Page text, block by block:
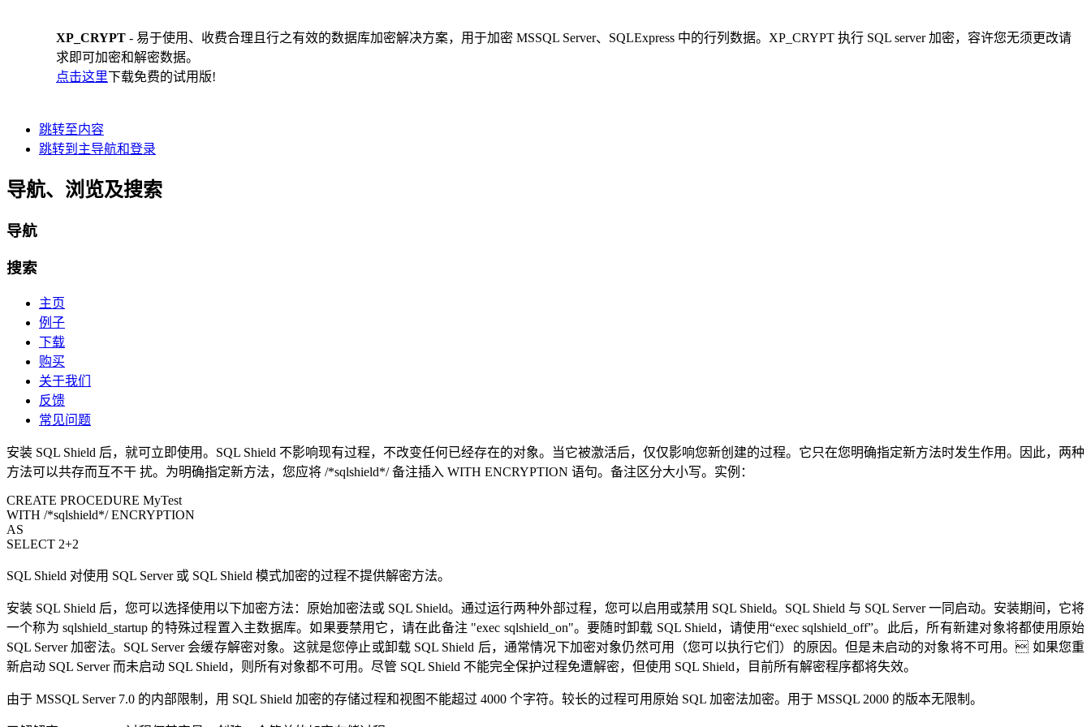
XP_CRYPT - 易于使用、收费合理且行之有效的数据库加密解决方案，用于加密 MSSQL Server、SQLExpress 中的行列数据。XP_CRYPT 执行 SQL server 加密，容许您无须更改请
求即可加密和解密数据。
点击这里下载免费的试用版!
跳转至内容
跳转到主导航和登录
导航、浏览及搜索
导航
搜索
主页
例子
下载
购买
关于我们
反馈
常见问题
安装 SQL Shield 后，就可立即使用。SQL Shield 不影响现有过程，不改变任何已经存在的对象。当它被激活后，仅仅影响您新创建的过程。它只在您明确指定新方法时发生作用。因此，两种
方法可以共存而互不干 扰。为明确指定新方法，您应将 /*sqlshield*/ 备注插入 WITH ENCRYPTION 语句。备注区分大小写。实例：
CREATE PROCEDURE MyTest
WITH /*sqlshield*/ ENCRYPTION
AS
SELECT 2+2
SQL Shield 对使用 SQL Server 或 SQL Shield 模式加密的过程不提供解密方法。
安装 SQL Shield 后，您可以选择使用以下加密方法：原始加密法或 SQL Shield。通过运行两种外部过程，您可以启用或禁用 SQL Shield。SQL Shield 与 SQL Server 一同启动。安装期间，它将
一个称为 sqlshield_startup 的特殊过程置入主数据库。如果要禁用它，请在此备注 "exec sqlshield_on"。要随时卸载 SQL Shield，请使用“exec sqlshield_off”。此后，所有新建对象将都使用原始
SQL Server 加密法。SQL Server 会缓存解密对象。这就是您停止或卸载 SQL Shield 后，通常情况下加密对象仍然可用（您可以执行它们）的原因。但是未启动的对象将不可用。 如果您重
新启动 SQL Server 而未启动 SQL Shield，则所有对象都不可用。尽管 SQL Shield 不能完全保护过程免遭解密，但使用 SQL Shield，目前所有解密程序都将失效。
由于 MSSQL Server 7.0 的内部限制，用 SQL Shield 加密的存储过程和视图不能超过 4000 个字符。较长的过程可用原始 SQL 加密法加密。用于 MSSQL 2000 的版本无限制。